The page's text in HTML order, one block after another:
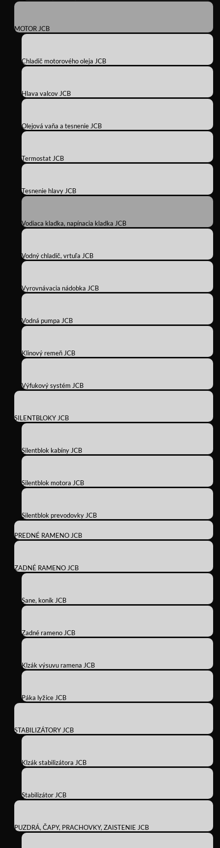
MOTOR JCB
Chladič motorového oleja JCB
Hlava valcov JCB
Olejová vaňa a tesnenie JCB
Termostat JCB
Tesnenie hlavy JCB
Vodiaca kladka, napínacia kladka JCB
Vodný chladič, vrtuľa JCB
Vyrovnávacia nádobka JCB
Vodná pumpa JCB
Klinový remeň JCB
Výfukový systém JCB
SILENTBLOKY JCB
Silentblok kabíny JCB
Silentblok motora JCB
Silentblok prevodovky JCB
PREDNÉ RAMENO JCB
ZADNÉ RAMENO JCB
Sane, koník JCB
Zadné rameno JCB
Klzák výsuvu ramena JCB
Páka lyžice JCB
STABILIZÁTORY JCB
Klzák stabilizátora JCB
Stabilizátor JCB
PUZDRÁ, ČAPY, PRACHOVKY, ZAISTENIE JCB